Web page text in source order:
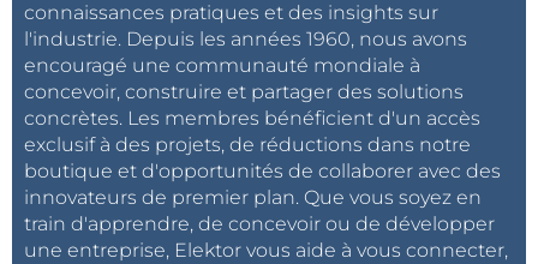
connaissances pratiques et des insights sur
l'industrie. Depuis les années 1960, nous avons
encouragé une communauté mondiale à
concevoir, construire et partager des solutions
concrètes. Les membres bénéficient d'un accès
exclusif à des projets, de réductions dans notre
boutique et d'opportunités de collaborer avec des
innovateurs de premier plan. Que vous soyez en
train d'apprendre, de concevoir ou de développer
une entreprise, Elektor vous aide à vous connecter,